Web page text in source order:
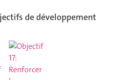
de développement